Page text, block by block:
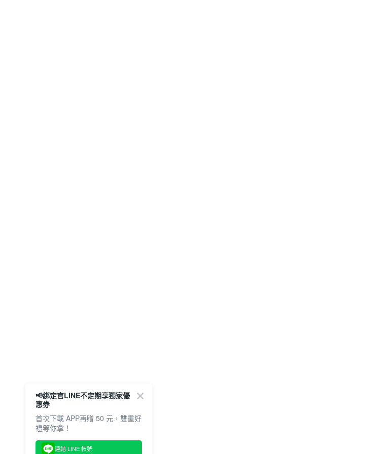
📢綁定官LINE不定期享獨家優
惠券
首次下載 APP再贈 50 元，雙重好
禮等你拿！
連結 LINE 帳號